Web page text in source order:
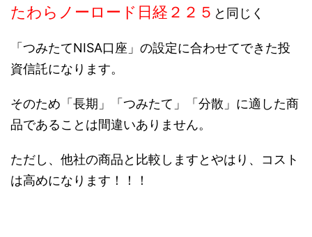
たわらノーロード日経２２５ と同じく
「つみたてNISA口座」の設定に合わせてできた投
資信託になります。
そのため「長期」「つみたて」「分散」に適した商
品であることは間違いありません。
ただし、他社の商品と比較しますとやはり、コスト
は高めになります！！！